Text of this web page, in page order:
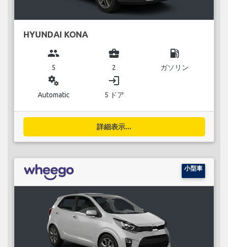
HYUNDAI KONA
group
5
business_center
2
local_gas_station
ガソリン
miscellaneous_services
Automatic
login
5 ドア
詳細表示...
小型車